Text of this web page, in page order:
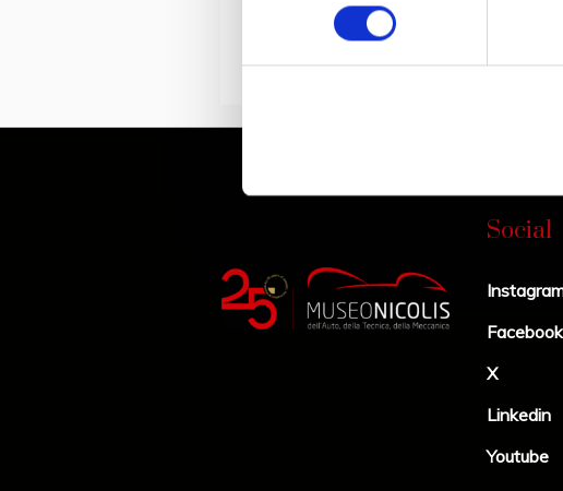
Social
Facebook
X
Linkedin
Youtube